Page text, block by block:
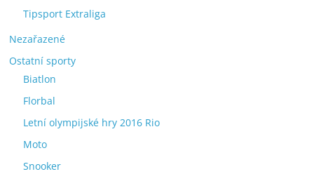
Tipsport Extraliga
Nezařazené
Ostatní sporty
Biatlon
Florbal
Letní olympijské hry 2016 Rio
Moto
Snooker